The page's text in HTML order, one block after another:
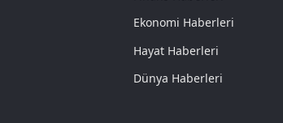
Ekonomi Haberleri
Hayat Haberleri
Dünya Haberleri